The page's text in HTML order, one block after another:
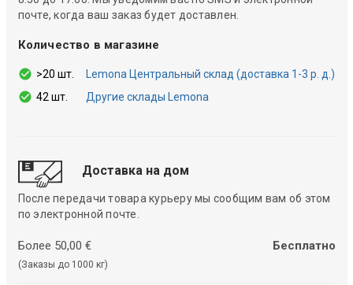
почте, когда ваш заказ будет доставлен.
Количество в магазине
>20 шт.
Lemona Центральный склад (доставка 1-3 р. д.)
42 шт.
Другие склады Lemona
Доставка на дом
После передачи товара курьеру мы сообщим вам об этом
по электронной почте.
Более 50,00 €
(Заказы до 1000 кг)
Бесплатно